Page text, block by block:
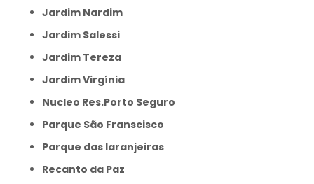
Jardim Nardim
Jardim Salessi
Jardim Tereza
Jardim Virgínia
Nucleo Res.Porto Seguro
Parque São Franscisco
Parque das laranjeiras
Recanto da Paz